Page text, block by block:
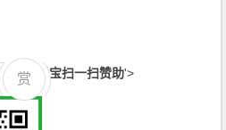
支付宝扫一扫赞助'>
赏